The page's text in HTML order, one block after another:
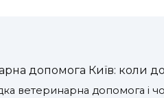
допомога Київ: коли
ветеринарна допомога і